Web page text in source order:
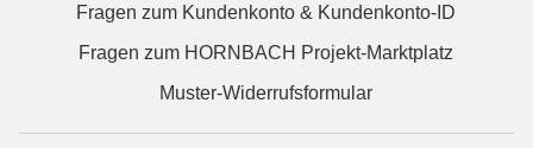
Fragen zum Kundenkonto & Kundenkonto-ID
Fragen zum HORNBACH Projekt-Marktplatz
Muster-Widerrufsformular